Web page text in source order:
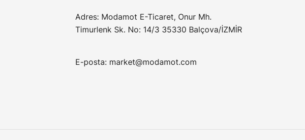
Adres: Modamot E-Ticaret, Onur Mh.
Timurlenk Sk. No: 14/3 35330 Balçova/İZMİR
E-posta: market@modamot.com